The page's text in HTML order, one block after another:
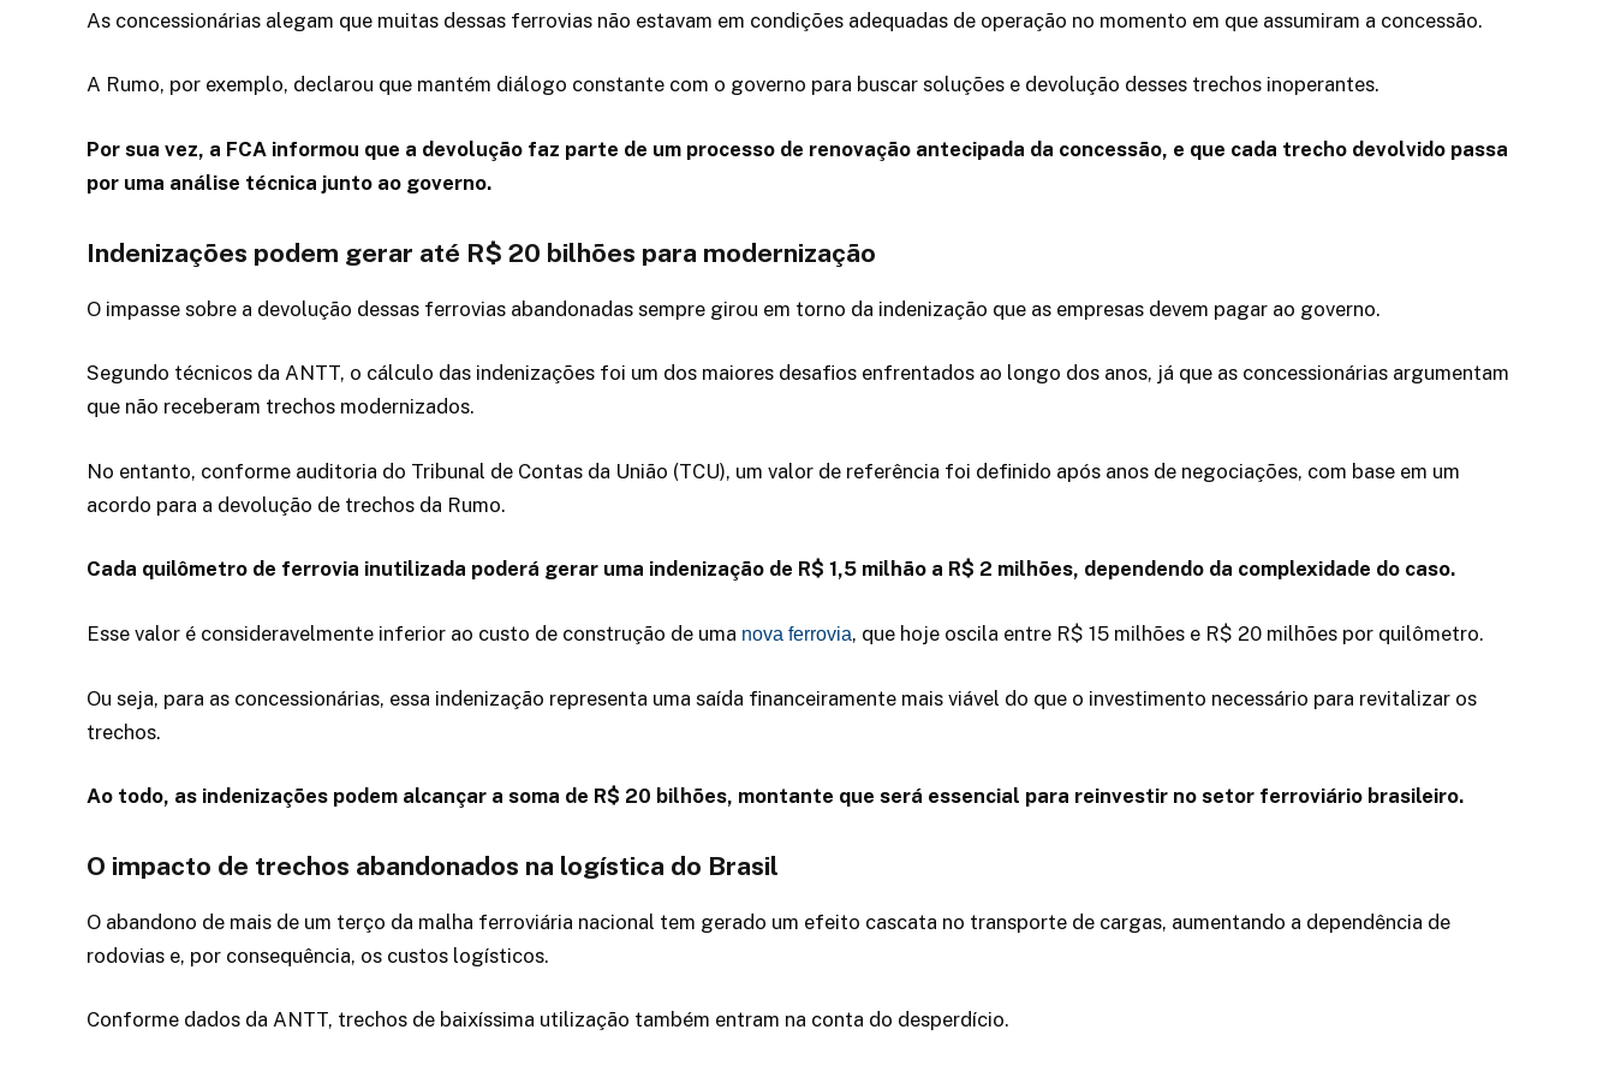
As concessionárias alegam que muitas dessas ferrovias não estavam em condições adequadas de operação no momento em que assumiram a concessão.
A Rumo, por exemplo, declarou que mantém diálogo constante com o governo para buscar soluções e devolução desses trechos inoperantes.
Por sua vez, a FCA informou que a devolução faz parte de um processo de renovação antecipada da concessão, e que cada trecho devolvido passa
por uma análise técnica junto ao governo.
Indenizações podem gerar até R$ 20 bilhões para modernização
O impasse sobre a devolução dessas ferrovias abandonadas sempre girou em torno da indenização que as empresas devem pagar ao governo.
Segundo técnicos da ANTT, o cálculo das indenizações foi um dos maiores desafios enfrentados ao longo dos anos, já que as concessionárias argumentam
que não receberam trechos modernizados.
No entanto, conforme auditoria do Tribunal de Contas da União (TCU), um valor de referência foi definido após anos de negociações, com base em um
acordo para a devolução de trechos da Rumo.
Cada quilômetro de ferrovia inutilizada poderá gerar uma indenização de R$ 1,5 milhão a R$ 2 milhões, dependendo da complexidade do caso.
Esse valor é consideravelmente inferior ao custo de construção de uma nova ferrovia, que hoje oscila entre R$ 15 milhões e R$ 20 milhões por quilômetro.
Ou seja, para as concessionárias, essa indenização representa uma saída financeiramente mais viável do que o investimento necessário para revitalizar os
trechos.
Ao todo, as indenizações podem alcançar a soma de R$ 20 bilhões, montante que será essencial para reinvestir no setor ferroviário brasileiro.
O impacto de trechos abandonados na logística do Brasil
O abandono de mais de um terço da malha ferroviária nacional tem gerado um efeito cascata no transporte de cargas, aumentando a dependência de
rodovias e, por consequência, os custos logísticos.
Conforme dados da ANTT, trechos de baixíssima utilização também entram na conta do desperdício.